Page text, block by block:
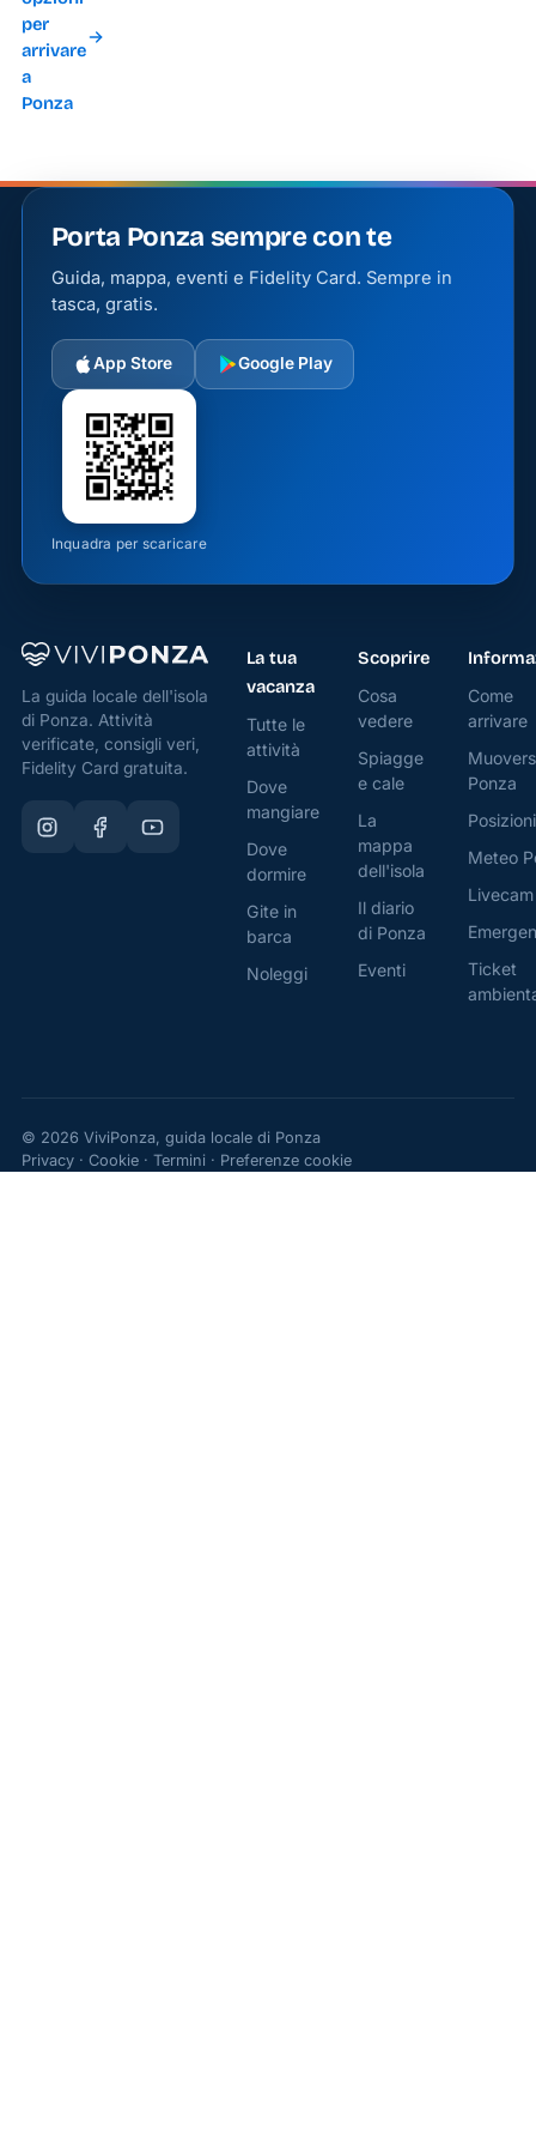
per
arrivare
a
Ponza
Porta Ponza sempre con te
Guida, mappa, eventi e Fidelity Card. Sempre in
tasca, gratis.
App Store Google Play
Inquadra per scaricare
La guida locale dell'isola
di Ponza. Attività
verificate, consigli veri,
Fidelity Card gratuita.
La tua
vacanza
Tutte le
attività
Dove
mangiare
Dove
dormire
Gite in
barca
Noleggi
Scoprire
Cosa
vedere
Spiagge
e cale
La
mappa
dell'isola
Il diario
di Ponza
Eventi
Come
arrivare
Ponza
Meteo
Livecam
Ticket
© 2026 ViviPonza, guida locale di Ponza
Privacy· Cookie· Termini · Preferenze cookie